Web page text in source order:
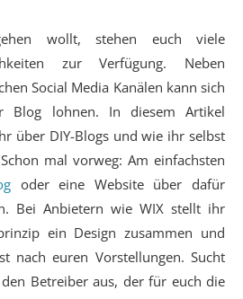
wollt, stehen euch viele
zur Verfügung. Neben
Social Media Kanälen kann sich
Blog lohnen. In diesem Artikel
über DIY-Blogs und wie ihr selbst
mal vorweg: Am einfachsten
oder eine Website über dafür
Bei Anbietern wie WIX stellt ihr
ein Design zusammen und
nach euren Vorstellungen. Sucht
Betreiber aus, der für euch die